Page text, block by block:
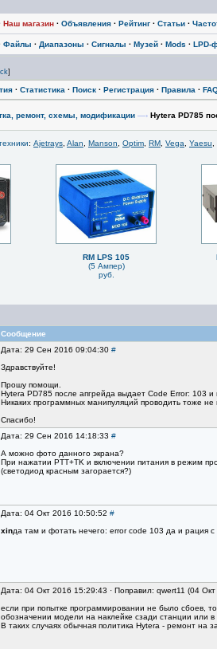
Наш магазин · Объявления · Рейтинг · Статьи ·
Файлы · Диапазоны · Сигналы · Музей · Mods · LPD-
]
· Статистика · Поиск · Регистрация · Правила ·
ремонт, схемы, модификации —› Hytera PD785
: Ajetrays Alan Manson Optim RM Vega Yaesu
RM LPS 105
(5 Ампер)
руб.
Сообщение
Дата: 29 Сен 2016 09:04:30 #
Здравствуйте!
Прошу помощи.
Hytera PD785 после апгрейда выдает Code Error: 103 и
Никаких программных манипуляций проводить тоже не
Спасибо!
Дата: 29 Сен 2016 14:18:33 #
А можно фото данного экрана?
При нажатии PTT+TK и включении питания в режим
(светодиод красным загорается?)
Дата: 04 Окт 2016 10:50:52 #
xinда там и фотать нечего: error code 103 да и рация
Дата: 04 Окт 2016 15:29:43 · Поправил: qwert11 (04
если при попытке программировании не было сбоев,
обозначении модели на наклейке сзади станции
В таких случаях обычная политика Hytera - ремонт на